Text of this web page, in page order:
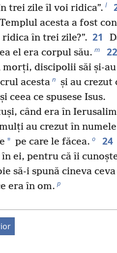
trei zile îl voi ridica”. l
acesta a fost
în trei zile?”. 21
el era corpul său. m 22
morți, discipolii săi și-
acesta n și au crezut
ceea ce spusese Isus.
când era în
au crezut în numele
* pe care le făcea. o 24
ei, pentru că îi
să-i spună cineva
era în om. p